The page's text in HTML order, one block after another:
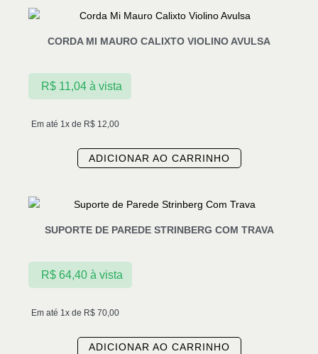
CORDA MI MAURO CALIXTO VIOLINO AVULSA
Em até 1x de R$ 12,00
R$11,04 à vista
ADICIONAR AO CARRINHO
SUPORTE DE PAREDE STRINBERG COM TRAVA
Em até 1x de R$ 70,00
R$64,40 à vista
ADICIONAR AO CARRINHO